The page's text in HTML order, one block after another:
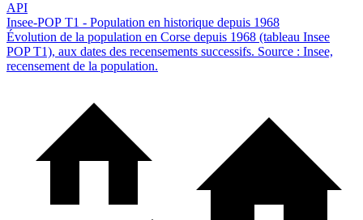
API
Insee-POP T1 - Population en historique depuis 1968
Évolution de la population en Corse depuis 1968 (tableau Insee
POP T1), aux dates des recensements successifs. Source : Insee,
recensement de la population.